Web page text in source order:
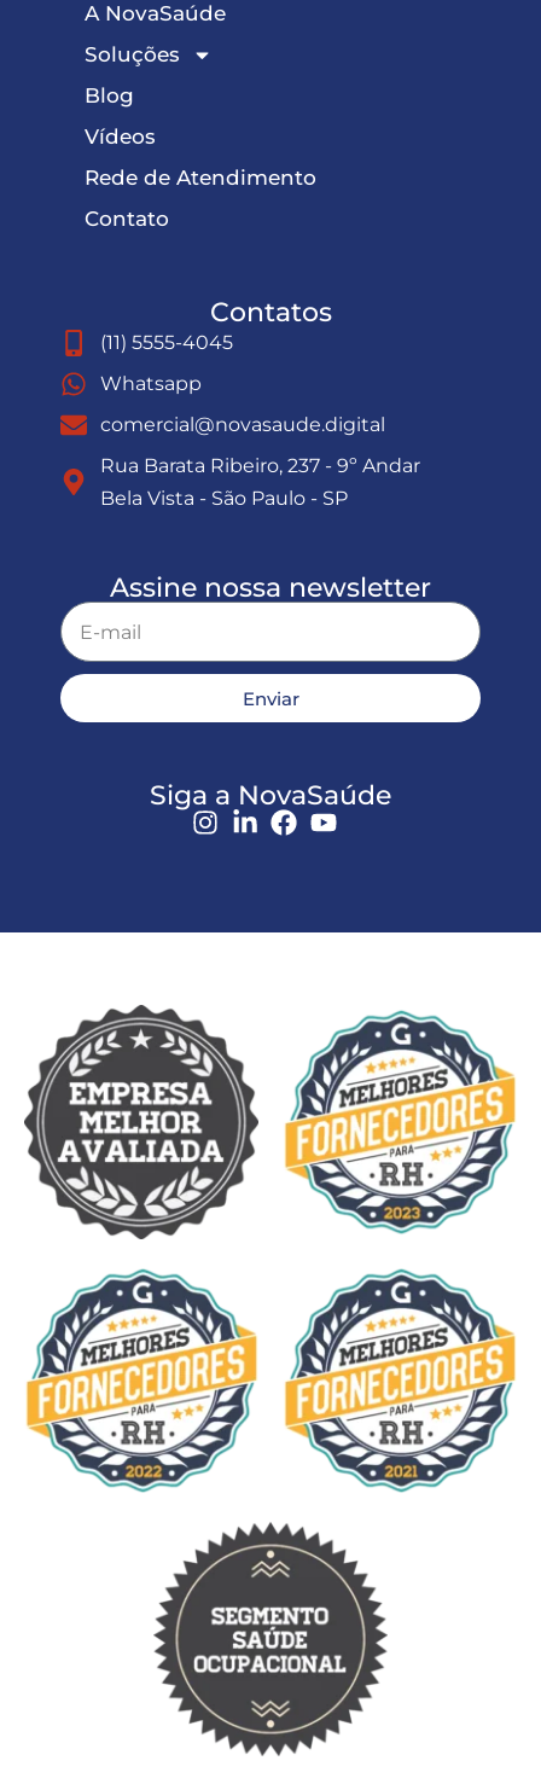
A NovaSaúde
Soluções
Blog
Vídeos
Rede de Atendimento
Contato
Contatos
(11) 5555-4045
Whatsapp
comercial@novasaude.digital
Rua Barata Ribeiro, 237 - 9º Andar
Bela Vista - São Paulo - SP
Assine nossa newsletter
Enviar
Siga a NovaSaúde